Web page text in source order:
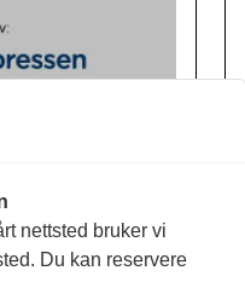
nettsted bruker vi
Du kan reservere